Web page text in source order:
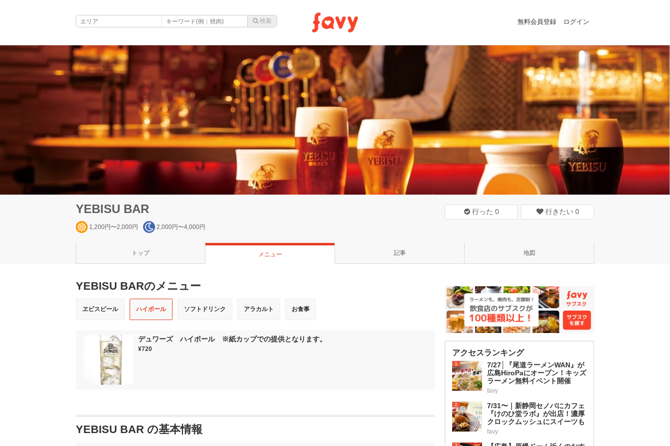
無料会員登録 ログイン
YEBISU BAR
1,200円〜2,000円 2,000円〜4,000円
行った 0 行きたい 0
トップ メニュー 記事 地図
YEBISU BARのメニュー
ヱビスビール ハイボール ソフトドリンク アラカルト お食事
デュワーズ ハイボール ※紙カップでの提供となります。
¥720
YEBISU BAR の基本情報
アクセスランキング
1
7/27│『尾道ラーメンWAN』が
広島HiroPaにオープン！キッズ
ラーメン無料イベント開催
favy
2
7/31〜｜新静岡セノバにカフェ
『けのひ堂ラボ』が出店！濃厚
クロックムッシュにスイーツも
favy